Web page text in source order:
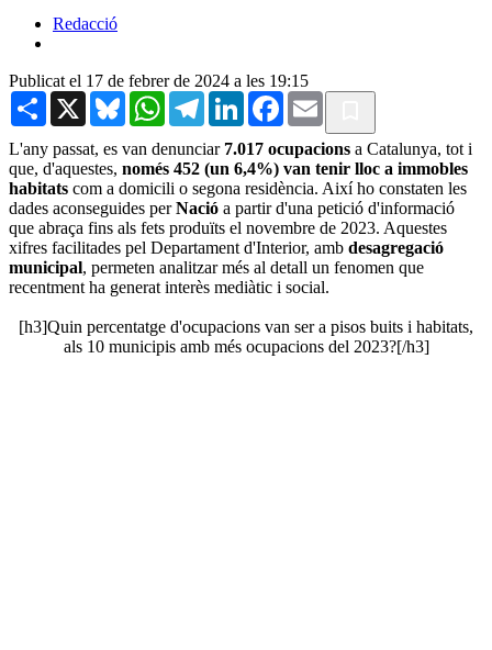
Redacció
Publicat el 17 de febrer de 2024 a les 19:15
Share X BlueskyWhatsAppTelegramLinkedInFacebook
Email
L'any passat, es van denunciar 7.017 ocupacions a Catalunya, tot i
que, d'aquestes, només 452 (un 6,4%) van tenir lloc a immobles
habitats com a domicili o segona residència. Així ho constaten les
dades aconseguides perNació a partir d'una petició d'informació
que abraça fins als fets produïts el novembre de 2023. Aquestes
xifres facilitades pel Departament d'Interior, amb desagregació
municipal, permeten analitzar més al detall un fenomen que
recentment ha generat interès mediàtic i social.
[h3]Quin percentatge d'ocupacions van ser a pisos buits i habitats,
als 10 municipis amb més ocupacions del 2023?[/h3]